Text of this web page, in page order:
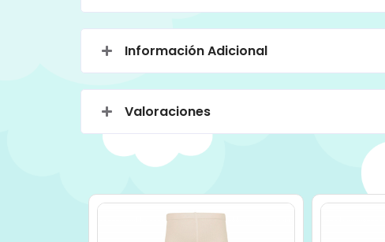
Información Adicional
Valoraciones